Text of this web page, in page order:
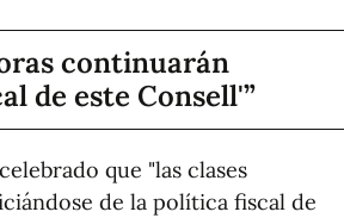
continuarán
de este Consell'
que "las clases
de la política fiscal de